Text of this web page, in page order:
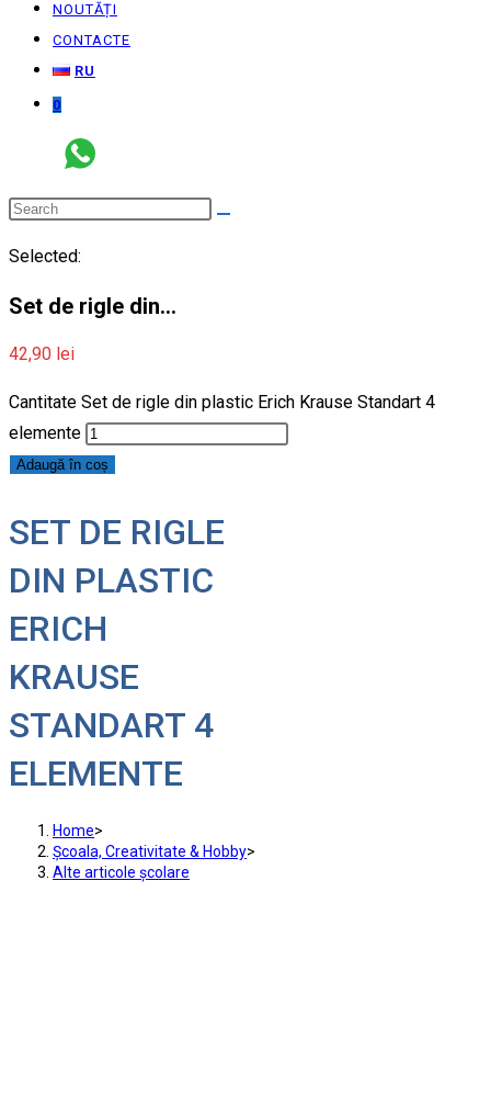
NOUTĂȚI
CONTACTE
RU
0
Selected:
Set de rigle din…
42,90 lei
Cantitate Set de rigle din plastic Erich Krause Standart 4
elemente
Adaugă în coș
SET DE RIGLE
DIN PLASTIC
ERICH
KRAUSE
STANDART 4
ELEMENTE
Home>
Școala, Creativitate & Hobby>
Alte articole școlare